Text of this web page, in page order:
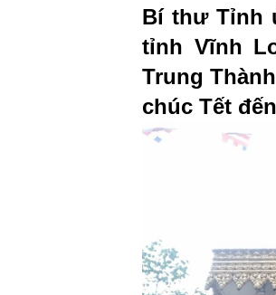
Bí thư Tỉnh
tỉnh Vĩnh
Trung
chúc Tết